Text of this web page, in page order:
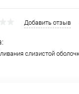
Добавить отзыв
слизистой